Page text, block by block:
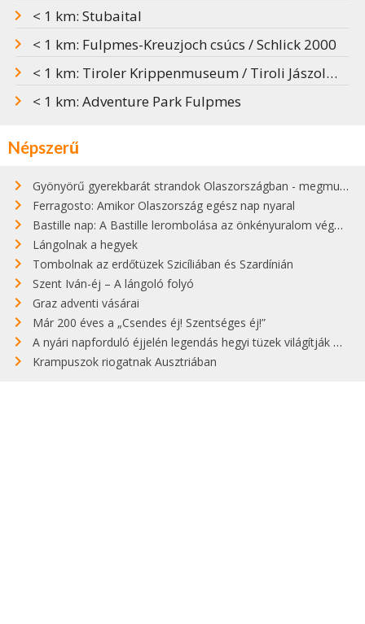
< 1 km: Stubaital
< 1 km: Fulpmes-Kreuzjoch csúcs / Schlick 2000
< 1 km: Tiroler Krippenmuseum / Tiroli Jászolmúzeum
< 1 km: Adventure Park Fulpmes
Népszerű
Gyönyörű gyerekbarát strandok Olaszországban - megmutatjuk a 15 legjobbat
Ferragosto: Amikor Olaszország egész nap nyaral
Bastille nap: A Bastille lerombolása az önkényuralom végét jelentette
Lángolnak a hegyek
Tombolnak az erdőtüzek Szicíliában és Szardínián
Szent Iván-éj – A lángoló folyó
Graz adventi vásárai
Már 200 éves a „Csendes éj! Szentséges éj!”
A nyári napforduló éjjelén legendás hegyi tüzek világítják meg Zugspitzét
Krampuszok riogatnak Ausztriában